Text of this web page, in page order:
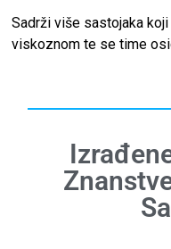
Sadrži više sastojaka
viskoznom te se time